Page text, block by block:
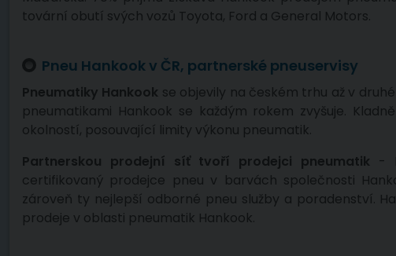
tovární obutí svých vozů Toyota, Ford a General Motors.
Pneu Hankook v ČR, partnerské pneuservisy
Pneumatiky Hankook se objevily na českém trhu až v
pneumatikami Hankook se každým rokem zvyšuje.
okolností, posouvající limity výkonu pneumatik.
Partnerskou prodejní síť tvoří prodejci pneumatik -
certifikovaný prodejce pneu v barvách společnosti
zároveň ty nejlepší odborné pneu služby a poradenství.
prodeje v oblasti pneumatik Hankook.